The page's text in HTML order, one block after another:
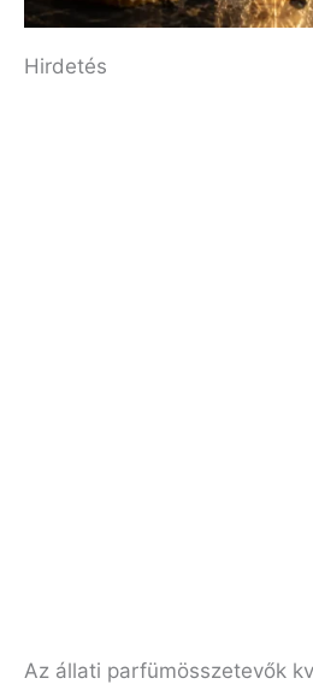
Hirdetés
Az állati parfümösszetevők